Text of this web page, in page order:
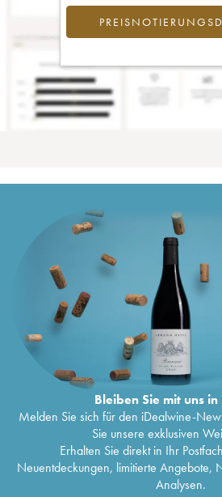
Bleiben Sie mit uns
Melden Sie sich für den iDealwine-
Sie unsere exklusiven
Erhalten Sie direkt in Ihr
Neuentdeckungen, limitierte Angebote,
Analysen.